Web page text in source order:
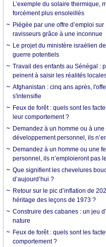
L’exemple du solaire thermique,
forcément plus ensoleillés
Piégée par une offre d’emploi
ravisseurs grâce à une inconnue
Le projet du ministère israélien
guerre potentiels
Travail des enfants au Sénégal :
peinent à saisir les réalités
Afghanistan : cinq ans après,
s'intensifie
Feux de forêt : quels sont les
leur comportement ?
Demandez à un homme ou à
développement personnel, ils
Demandez à un homme ou une
personnel, ils n’emploieront pas
Que signifient les chevelures
d’aujourd’hui ?
Retour sur le pic d’inflation de
héritage des leçons de 1973 ?
Construire des cabanes : un jeu
nature
Feux de forêt : quels sont les
comportement ?